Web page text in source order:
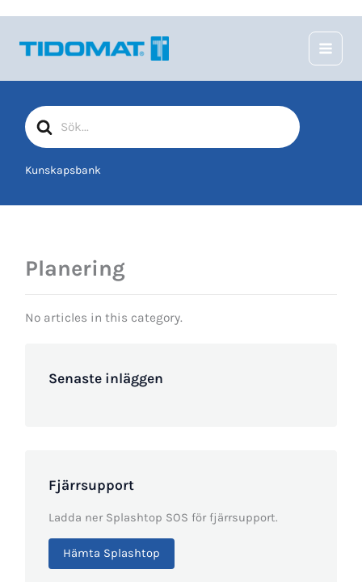
innehåll
Sök
efter
Kunskapsbank
Planering
No articles in this category.
Senaste inläggen
Fjärrsupport
Ladda ner Splashtop SOS för fjärrsupport.
Hämta Splashtop